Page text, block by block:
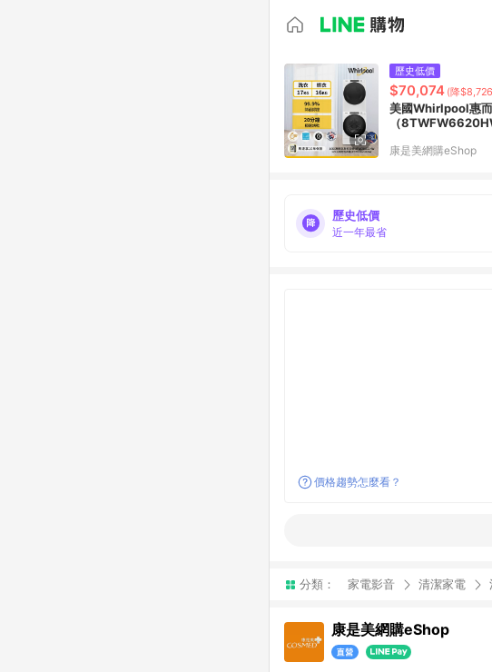
歷史低價
$70,074 (降
美國Whirlpool惠而
（
康是美網購eShop
歷史低價
近一年最省
價格趨勢怎麼看？
分類： 家電影音 清潔家電
康是美網購eShop